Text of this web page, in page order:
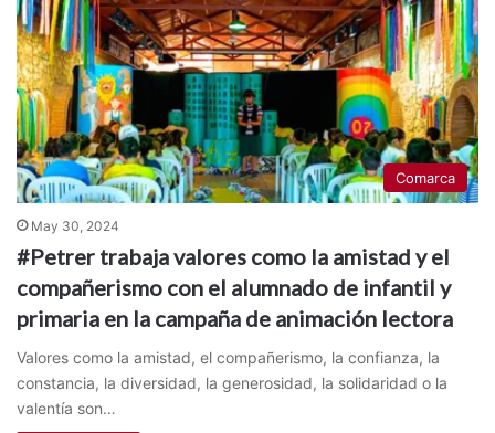
Comarca
May 30, 2024
#Petrer trabaja valores como la amistad y el
compañerismo con el alumnado de infantil y
primaria en la campaña de animación lectora
Valores como la amistad, el compañerismo, la confianza, la
constancia, la diversidad, la generosidad, la solidaridad o la
valentía son…